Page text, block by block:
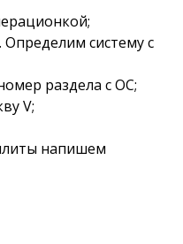
систему с
раздела с ОС;
V;
напишем